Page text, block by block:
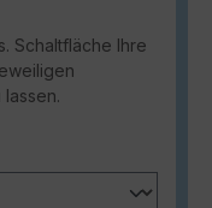
Schaltfläche Ihre